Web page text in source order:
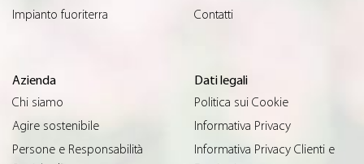
Impianto fuoriterra
Contatti
Azienda
Chi siamo
Agire sostenibile
Persone e Responsabilità
Dati legali
Politica sui Cookie
Informativa Privacy
Informativa Privacy Clienti e